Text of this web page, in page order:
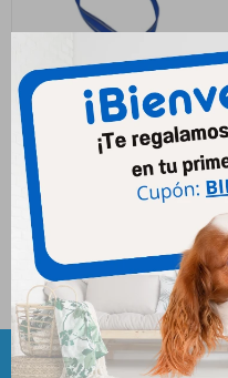
Cinturon De Seguridad Para